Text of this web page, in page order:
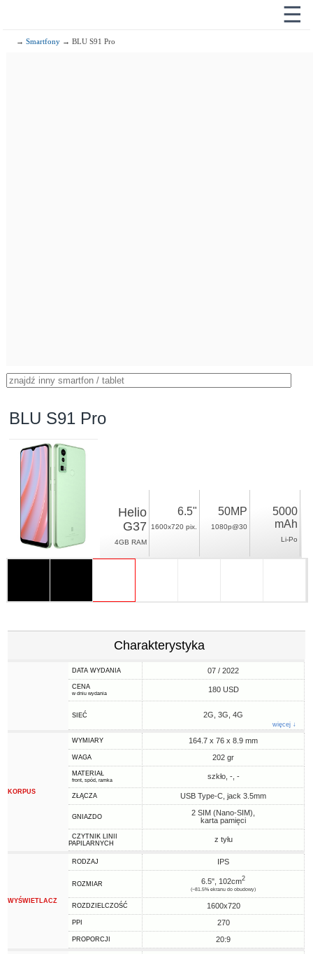
☰
→Smartfony → BLU S91 Pro
BLU S91 Pro
Helio
G37
4GB RAM
6.5"
1600x720 pix.
50MP
1080p@30
5000
mAh
Li-Po
Charakterystyka
DATA WYDANIA 07 / 2022
CENA
w dniu wydania 180 USD
SIEĆ 2G, 3G, 4G
więcej ↓
KORPUS
WYMIARY 164.7 x 76 x 8.9 mm
WAGA 202 gr
MATERIAŁ
front, spód, ramka szkło, -, -
ZŁĄCZA USB Type-C, jack 3.5mm
GNIAZDO
2 SIM (Nano-SIM),
karta pamięci
CZYTNIK LINII
PAPILARNYCH
z tyłu
WYŚWIETLACZ
RODZAJ IPS
ROZMIAR 6.5", 102cm2
(~81.5% ekranu do obudowy)
ROZDZIELCZOŚĆ 1600x720
PPI 270
PROPORCJI 20:9